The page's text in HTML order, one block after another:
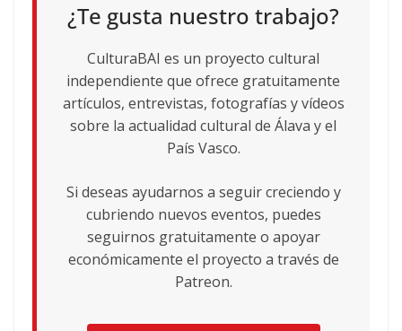
¿Te gusta nuestro trabajo?
CulturaBAI es un proyecto cultural
independiente que ofrece gratuitamente
artículos, entrevistas, fotografías y vídeos
sobre la actualidad cultural de Álava y el
País Vasco.
Si deseas ayudarnos a seguir creciendo y
cubriendo nuevos eventos, puedes
seguirnos gratuitamente o apoyar
económicamente el proyecto a través de
Patreon.